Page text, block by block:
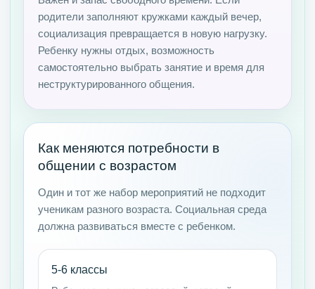
родители заполняют кружками каждый вечер,
социализация превращается в новую нагрузку.
Ребенку нужны отдых, возможность
самостоятельно выбрать занятие и время для
неструктурированного общения.
Как меняются потребности в
общении с возрастом
Один и тот же набор мероприятий не подходит
ученикам разного возраста. Социальная среда
должна развиваться вместе с ребенком.
5-6 классы